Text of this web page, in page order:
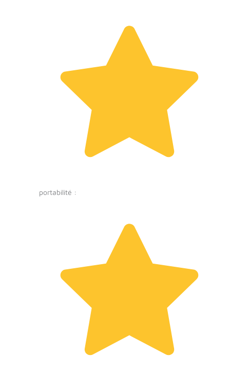
portabilité :